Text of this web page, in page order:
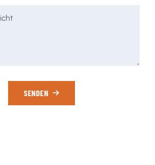
SENDEN